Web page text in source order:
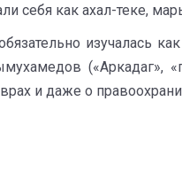
как ахал-теке,
изучалась
(«Аркадаг»,
и даже о